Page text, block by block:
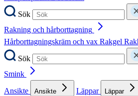
Sök
Rakning och hårborttagning
Hårborttagningskräm och vax Rakgel
Sök
Smink
Ansikte
Ansikte Läppar Läppar